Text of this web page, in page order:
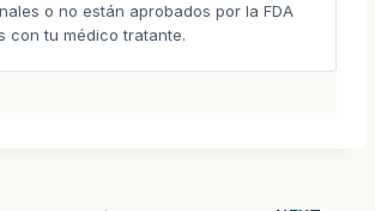
o no están aprobados por la FDA
con tu médico tratante.